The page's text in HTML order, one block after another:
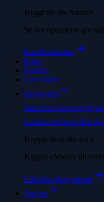
Byggt för din bransch
Se hur operatörer gör
Kundberättelser
Priser
Kunder
Utvecklare
Ekosystem
Salesforce-koppling
Laddarcertifiering
Koppla ihop din stack
Koppla eMabler till
Utforska ekosystemet
Om oss